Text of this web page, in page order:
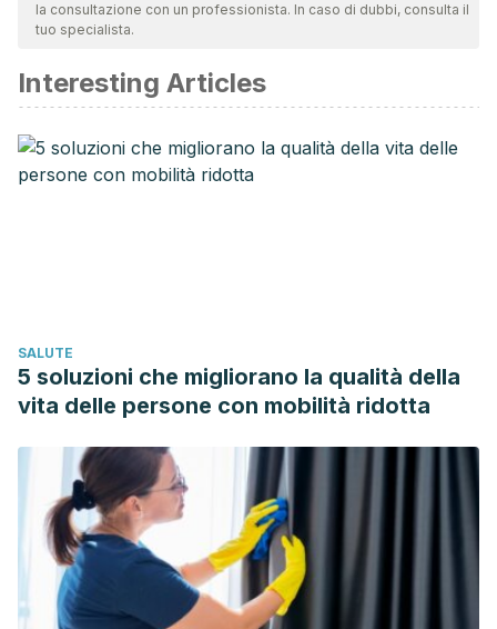
validità. La bibliografia di questo articolo è stata considerata
Hofmann SG, Gutner CA, Fang A. Social Anxiety Disorder. In:
Encyclopedia of Human Behavior: Second Edition. 2012.
Davidson JRT, Foa EB, Connor KM, Churchill LE.
Hyperhidrosis in social anxiety disorder. Prog Neuro-
la consultazione con un professionista. In caso di dubbi, consulta il
tuo specialista.
Interesting Articles
SALUTE
5 soluzioni che migliorano la qualità della
vita delle persone con mobilità ridotta